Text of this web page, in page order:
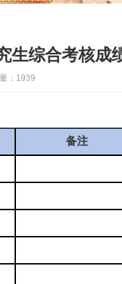
生综合考核成
：1939
备注